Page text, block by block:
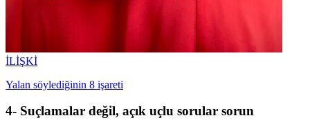
İLİŞKİ
Yalan söylediğinin 8 işareti
4- Suçlamalar değil, açık uçlu sorular sorun